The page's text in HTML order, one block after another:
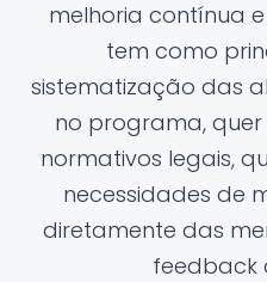
melhoria contínua e
tem como
sistematização das
no programa,
normativos legais,
necessidades de
diretamente das
feedback